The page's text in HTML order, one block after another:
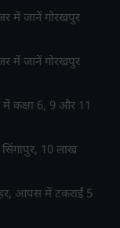
में जानें गोरखपुर
में जानें गोरखपुर
कक्षा 6, 9 और 11
10 लाख
आपस में टकराईं 5